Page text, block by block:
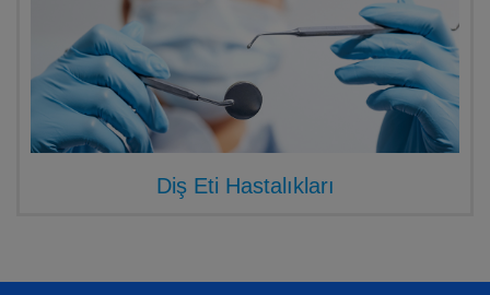
Diş Eti Hastalıkları